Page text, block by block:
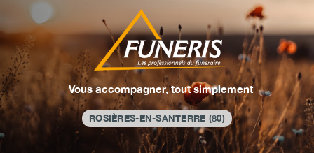
Vous accompagner, tout simplement
ROSIÈRES-EN-SANTERRE (80)